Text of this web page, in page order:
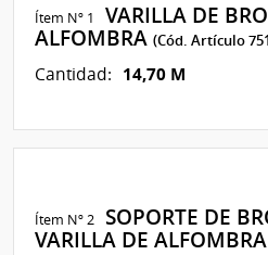
Ítem Nº 1
VARILLA DE
ALFOMBRA(Cód. Artículo
Cantidad: 14,70 M
Ítem Nº 2
SOPORTE DE
VARILLA DE